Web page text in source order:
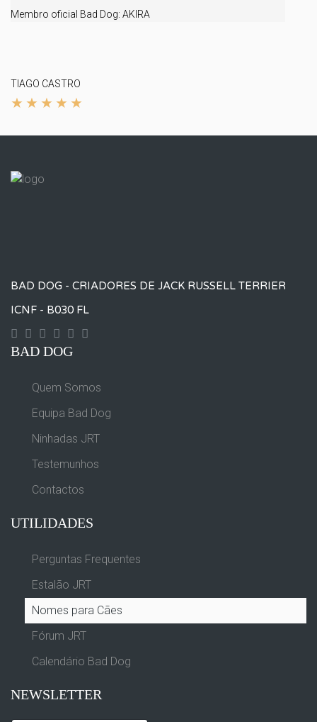
Membro oficial Bad Dog: AKIRA
TIAGO CASTRO
BAD DOG - CRIADORES DE JACK RUSSELL TERRIER
ICNF - B030 FL
Contact
Googleplus
Facebook
Instagram
Yourtube
Twitter
BAD DOG
Quem Somos
Equipa Bad Dog
Ninhadas JRT
Testemunhos
Contactos
UTILIDADES
Perguntas Frequentes
Estalão JRT
Nomes para Cães
Fórum JRT
Calendário Bad Dog
NEWSLETTER